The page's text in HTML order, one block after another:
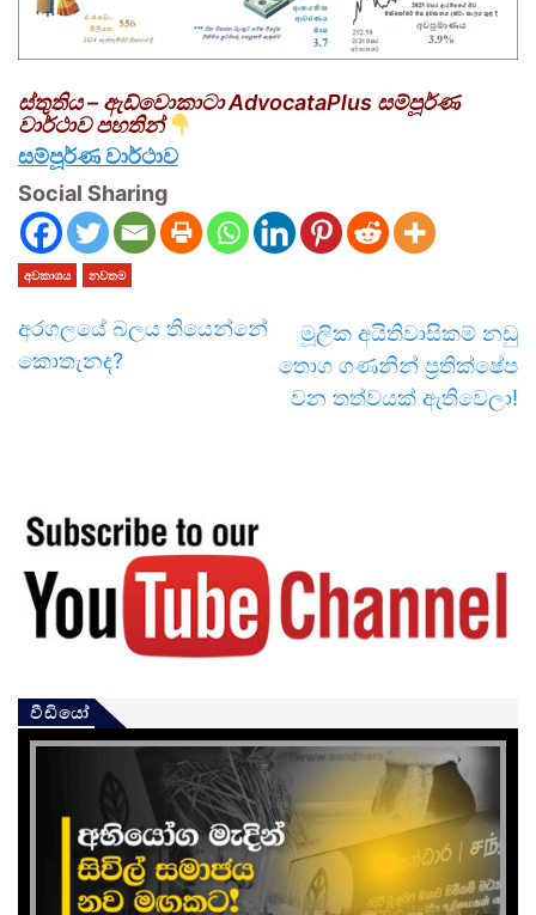
ස්තුතිය – ඇඩ්වොකාටා AdvocataPlus සම්පූර්ණ
වාර්ථාව පහතින්
සම්පූර්ණ වාර්ථාව
Social Sharing
අවකාශය නවතම
අරගලයේ බලය තියෙන්නේ
කොතැනද?
මූලික අයිතිවාසිකම් නඩු
තොග ගණනින් ප්‍රතික්ෂේප
වන තත්වයක් ඇතිවෙලා!
වීඩියෝ